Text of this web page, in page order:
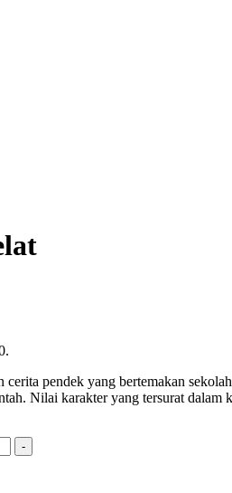
pendek yang bertemakan
Nilai karakter yang tersurat
-